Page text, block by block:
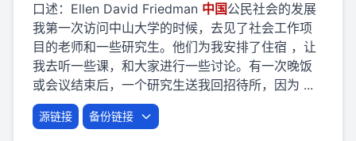
口述：Ellen David Friedman 中国公民社会的发展
我第一次访问中山大学的时候，去见了社会工作项
目的老师和一些研究生。他们为我安排了住宿 ，让
我去听一些课，和大家进行一些讨论。有一次晚饭
或会议结束后，一个研究生送我回招待所，因为 ...
源链接 备份链接